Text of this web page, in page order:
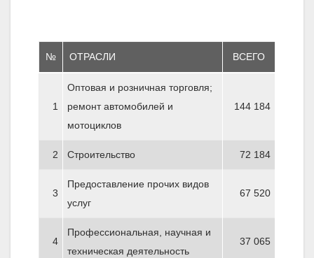
№ ОТРАСЛИ ВСЕГО
1
Оптовая и розничная торговля;
ремонт автомобилей и
мотоциклов
144 184
2 Строительство 72 184
3
Предоставление прочих видов
услуг
67 520
4
Профессиональная, научная и
техническая деятельность
37 065